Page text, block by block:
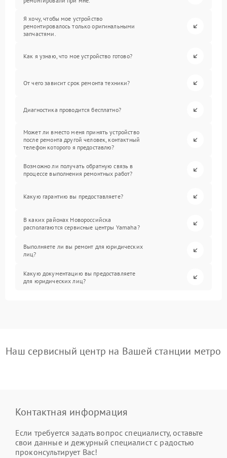
Я хочу, чтобы мое устройство
ремонтировалось только оригинальными
запчастями.
Как я узнаю, что мое устройство готово?
От чего зависит срок ремонта техники?
Диагностика проводится бесплатно?
Может ли вместо меня принять устройство
после ремонта другой человек, контактный
телефон которого я предоставлю?
Возможно ли получать обратную связь в
процессе выполнения ремонтных работ?
Какую гарантию вы предоставляете?
В каких районах Новороссийска
располагаются сервисные центры Yamaha?
Выполняете ли вы ремонт для юридических
лиц?
Какую документацию вы предоставляете
для юридических лиц?
Наш сервисный центр на Вашей станции метро
Контактная информация
Если требуется задать вопрос специалисту, оставьте
свои данные и дежурный специалист с радостью
проконсультирует Вас!